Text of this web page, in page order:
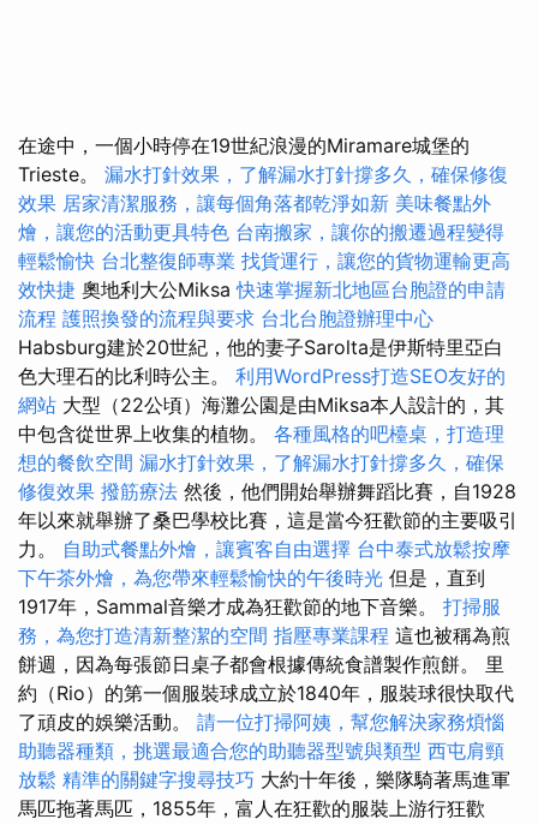
在途中，一個小時停在19世紀浪漫的Miramare城堡的
Trieste。 漏水打針效果，了解漏水打針撐多久，確保修復
效果 居家清潔服務，讓每個角落都乾淨如新 美味餐點外
燴，讓您的活動更具特色 台南搬家，讓你的搬遷過程變得
輕鬆愉快 台北整復師專業 找貨運行，讓您的貨物運輸更高
效快捷 奧地利大公Miksa快速掌握新北地區台胞證的申請
流程 護照換發的流程與要求 台北台胞證辦理中心
Habsburg建於20世紀，他的妻子Sarolta是伊斯特里亞白
色大理石的比利時公主。 利用WordPress打造SEO友好的
網站 大型（22公頃）海灘公園是由Miksa本人設計的，其
中包含從世界上收集的植物。 各種風格的吧檯桌，打造理
想的餐飲空間 漏水打針效果，了解漏水打針撐多久，確保
修復效果 撥筋療法 然後，他們開始舉辦舞蹈比賽，自1928
年以來就舉辦了桑巴學校比賽，這是當今狂歡節的主要吸引
力。 自助式餐點外燴，讓賓客自由選擇 台中泰式放鬆按摩
下午茶外燴，為您帶來輕鬆愉快的午後時光 但是，直到
1917年，Sammal音樂才成為狂歡節的地下音樂。 打掃服
務，為您打造清新整潔的空間 指壓專業課程 這也被稱為煎
餅週，因為每張節日桌子都會根據傳統食譜製作煎餅。 里
約（Rio）的第一個服裝球成立於1840年，服裝球很快取代
了頑皮的娛樂活動。 請一位打掃阿姨，幫您解決家務煩惱
助聽器種類，挑選最適合您的助聽器型號與類型 西屯肩頸
放鬆 精準的關鍵字搜尋技巧 大約十年後，樂隊騎著馬進軍
馬匹拖著馬匹，1855年，富人在狂歡的服裝上游行狂歡